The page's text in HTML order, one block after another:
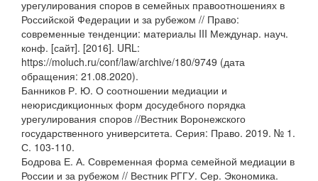
урегулирования споров в семейных правоотношениях в
Российской Федерации и за рубежом // Право:
современные тенденции: материалы III Междунар. науч.
конф. [сайт]. [2016]. URL:
https://moluch.ru/conf/law/archive/180/9749 (дата
обращения: 21.08.2020).
Банников Р. Ю. О соотношении медиации и
неюрисдикционных форм досудебного порядка
урегулирования споров //Вестник Воронежского
государственного университета. Серия: Право. 2019. № 1.
С. 103-110.
Бодрова Е. А. Современная форма семейной медиации в
России и за рубежом // Вестник РГГУ. Сер. Экономика.